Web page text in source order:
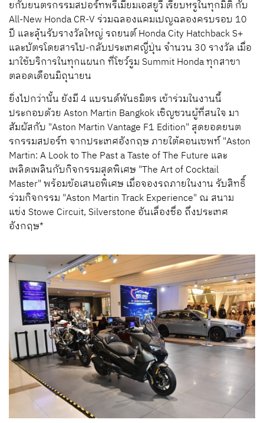
ยกับยนตรกรรมสปอร์ทพรีเมียมเอสยูวี เรียบหรูในทุกมิติ กับ
All-New Honda CR-V ร่วมฉลองแคมเปญฉลองครบรอบ 10
ปี และลุ้นรับรางวัลใหญ่ รถยนต์Honda City Hatchback S+
และบัตรโดยสารไป-กลับประเทศญี่ปุ่นจำนวน 30 รางวัล เมื่อ
มาใช้บริการในทุกแผนก ที่โชว์รูม Summit Hondaทุกสาขา
ตลอดเดือนมิถุนายน
ยิ่งไปกว่านั้น ยังมี4 แบรนด์พันธมิตร เข้าร่วมในงานนี้
ประกอบด้วย Aston Martin Bangkokเชิญชวนผู้ที่สนใจ มา
สัมผัสกับ "Aston Martin Vantage F1 Edition" สุดยอดยนต
รกรรมสปอร์ทจากประเทศอังกฤษภายใต้คอนเซพท์ "Aston
Martin: A Look to The Past a Tasteof The Future และ
เพลิดเพลินกับกิจกรรมสุดพิเศษ"The Art of Cocktail
Master"พร้อมข้อเสนอพิเศษเมื่อจองรถภายในงาน รับสิทธิ์
ร่วมกิจกรรม "Aston Martin Track Experience" ณ สนาม
แข่ง Stowe Circuit, Silverstone อันเลื่องชื่อ ถึงประเทศ
อังกฤษ*